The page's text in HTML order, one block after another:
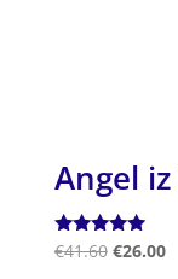
Angel
Ocenjeno
€41.60 €26.00